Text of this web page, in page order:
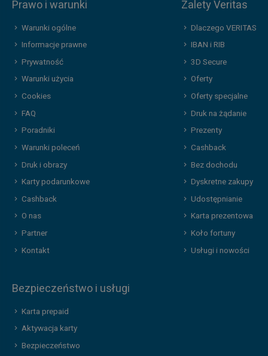
Prawo i warunki
Warunki ogólne
Informacje prawne
Prywatność
Warunki użycia
Cookies
FAQ
Poradniki
Warunki poleceń
Druk i obrazy
Karty podarunkowe
Cashback
O nas
Partner
Kontakt
Zalety Veritas
Dlaczego VERITAS
IBAN i RIB
3D Secure
Oferty
Oferty specjalne
Druk na żądanie
Prezenty
Cashback
Bez dochodu
Dyskretne zakupy
Udostępnianie
Karta prezentowa
Koło fortuny
Usługi i nowości
Bezpieczeństwo i usługi
Karta prepaid
Aktywacja karty
Bezpieczeństwo